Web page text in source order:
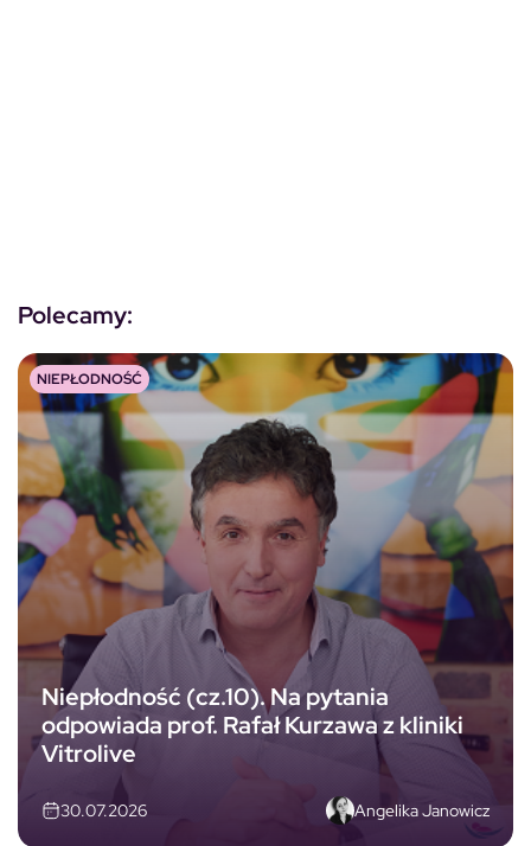
Polecamy:
Niepłodność (cz.10). Na pytania
odpowiada prof. Rafał Kurzawa z kliniki
Vitrolive
30.07.2026 Angelika Janowicz
NIEPŁODNOŚĆ